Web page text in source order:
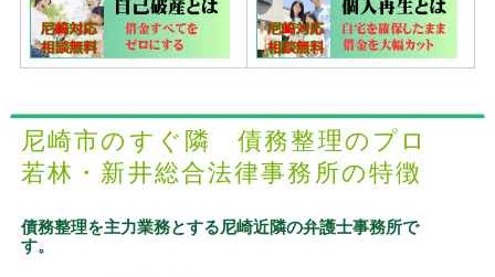
尼崎市のすぐ隣 債務整理のプロ
若林・新井総合法律事務所の特徴
債務整理を主力業務とする尼崎近隣の弁護士事務所で
す。